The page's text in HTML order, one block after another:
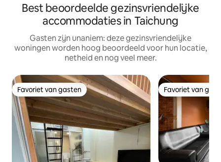
Best beoordeelde gezinsvriendelijke
accommodaties in Taichung
Gasten zijn unaniem: deze gezinsvriendelijke
woningen worden hoog beoordeeld voor hun locatie,
netheid en nog veel meer.
Favoriet van gasten
Favoriet van gasten Favoriet van
Favoriet van